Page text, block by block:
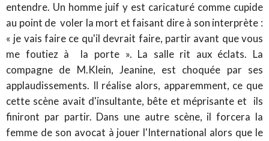
entendre. Un homme juif y est caricaturé comme cupide
au point de voler la mort et faisant dire à son interprète :
« je vais faire ce qu'il devrait faire, partir avant que vous
me foutiez à la porte ». La salle rit aux éclats. La
compagne de M.Klein, Jeanine, est choquée par ses
applaudissements. Il réalise alors, apparemment, ce que
cette scène avait d'insultante, bête et méprisante et ils
finiront par partir. Dans une autre scène, il forcera la
femme de son avocat à jouer l'International alors que le